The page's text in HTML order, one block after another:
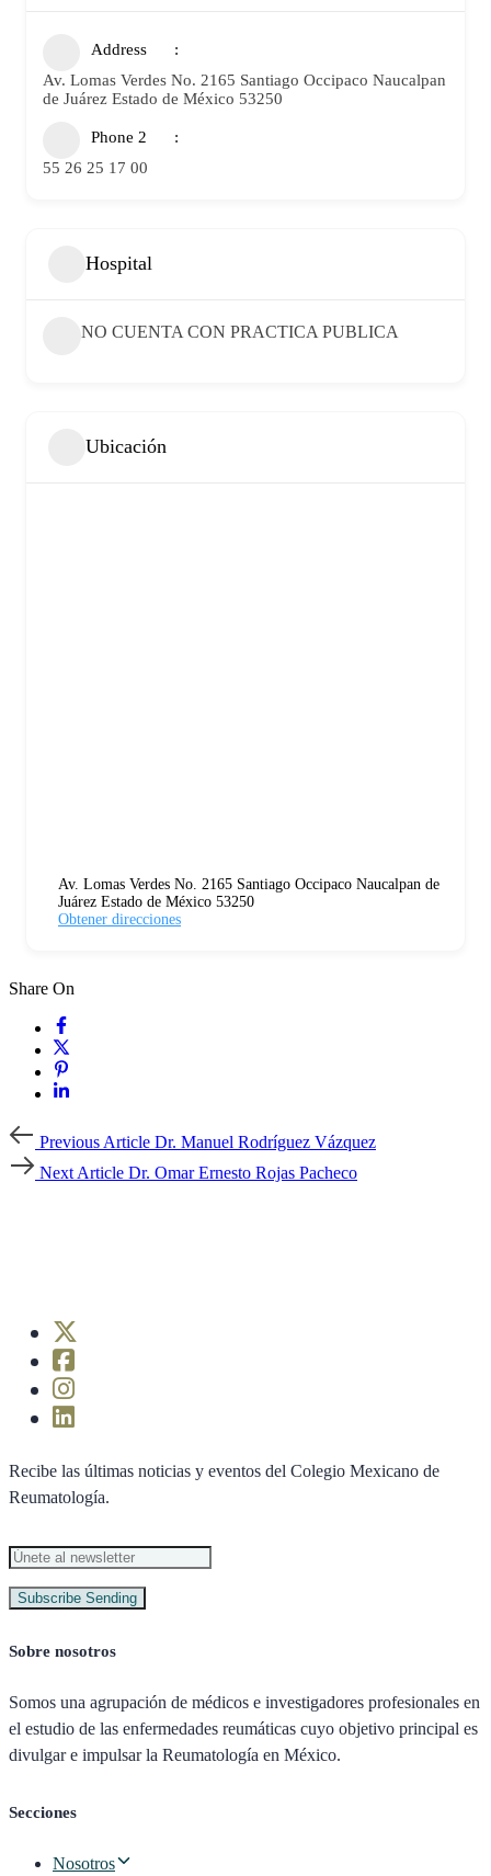
Address
Av. Lomas Verdes No. 2165 Santiago Occipaco Naucalpan
de Juárez Estado de México 53250
Phone 2
55 26 25 17 00
Hospital
NO CUENTA CON PRACTICA PUBLICA
Ubicación
Av. Lomas Verdes No. 2165 Santiago Occipaco Naucalpan de
Juárez Estado de México 53250
Obtener direcciones
Share On
Previous
ArticlePrevious Article Dr. Manuel Rodríguez Vázquez
Next
ArticleNext Article Dr. Omar Ernesto Rojas Pacheco
Recibe las últimas noticias y eventos del Colegio Mexicano de
Reumatología.
Subscribe Sending
Sobre nosotros
Somos una agrupación de médicos e investigadores profesionales en
el estudio de las enfermedades reumáticas cuyo objetivo principal es
divulgar e impulsar la Reumatología en México.
Secciones
Nosotros